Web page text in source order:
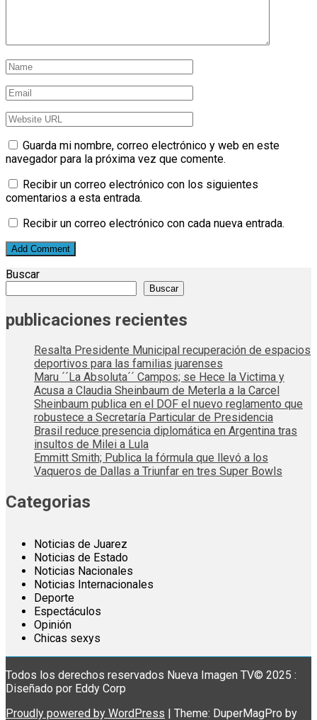
Guarda mi nombre, correo electrónico y web en este
navegador para la próxima vez que comente.
Recibir un correo electrónico con los siguientes
comentarios a esta entrada.
Recibir un correo electrónico con cada nueva entrada.
Buscar
Buscar
publicaciones recientes
Resalta Presidente Municipal recuperación de espacios
deportivos para las familias juarenses
Maru ´´La Absoluta´´ Campos; se Hece la Victima y
Acusa a Claudia Sheinbaum de Meterla a la Carcel
Sheinbaum publica en el DOF el nuevo reglamento que
robustece a Secretaría Particular de Presidencia
Brasil reduce presencia diplomática en Argentina tras
insultos de Milei a Lula
Emmitt Smith; Publica la fórmula que llevó a los
Vaqueros de Dallas a Triunfar en tres Super Bowls
Categorias
Noticias de Juarez
Noticias de Estado
Noticias Nacionales
Noticias Internacionales
Deporte
Espectáculos
Opinión
Chicas sexys
Todos los derechos reservados Nueva Imagen TV© 2025 :
Diseñado por Eddy Corp
Proudly powered by WordPress
Theme: DuperMagPro by